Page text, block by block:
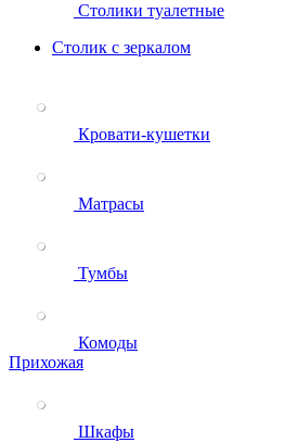
Столики туалетные
Столик с зеркалом
Кровати-кушетки
Матрасы
Тумбы
Комоды
Прихожая
Шкафы